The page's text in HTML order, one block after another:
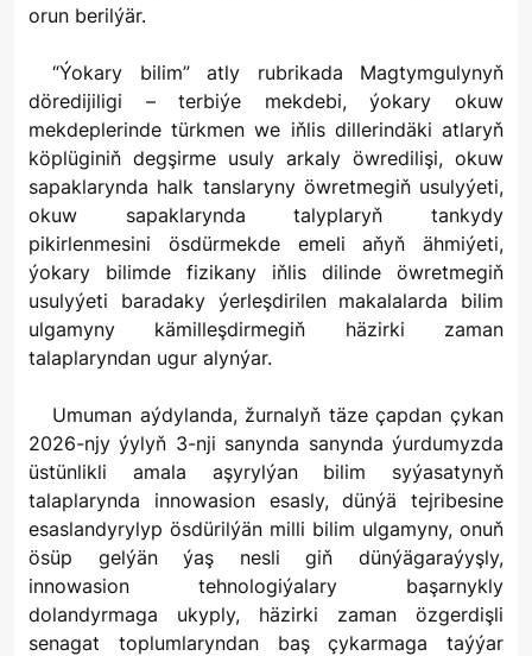
orun berilýär.
“Ýokary bilim” atly rubrikada Magtymgulynyň
döredijiligi – terbiýe mekdebi, ýokary okuw
mekdeplerinde türkmen we iňlis dillerindäki atlaryň
köplüginiň degşirme usuly arkaly öwredilişi, okuw
sapaklarynda halk tanslaryny öwretmegiň usulyýeti,
okuw sapaklarynda talyplaryň tankydy
pikirlenmesini ösdürmekde emeli aňyň ähmiýeti,
ýokary bilimde fizikany iňlis dilinde öwretmegiň
usulyýeti baradaky ýerleşdirilen makalalarda bilim
ulgamyny kämilleşdirmegiň häzirki zaman
talaplaryndan ugur alynýar.
Umuman aýdylanda, žurnalyň täze çapdan çykan
2026-njy ýylyň 3-nji sanynda sanynda ýurdumyzda
üstünlikli amala aşyrylýan bilim syýasatynyň
talaplarynda innowasion esasly, dünýä tejribesine
esaslandyrylyp ösdürilýän milli bilim ulgamyny, onuň
ösüp gelýän ýaş nesli giň dünýägaraýyşly,
innowasion tehnologiýalary başarnykly
dolandyrmaga ukyply, häzirki zaman özgerdişli
senagat toplumlaryndan baş çykarmaga taýýar